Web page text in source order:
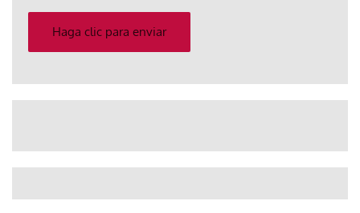
electrónico
Haga clic para enviar